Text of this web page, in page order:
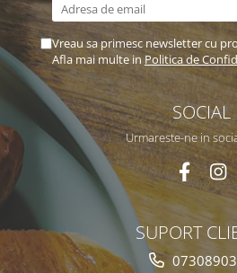
Vreau sa primesc newsletter cu
Afla mai multe inPolitica de
SOCIAL
Urmareste-ne in
SUPORT